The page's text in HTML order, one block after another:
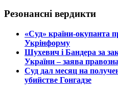
Резонансні вердикти
​«Суд» країни-окупанта
Укрінформу
Шухевич і Бандера за
України – заява
Суд дал месяц на
убийстве Гонгадзе